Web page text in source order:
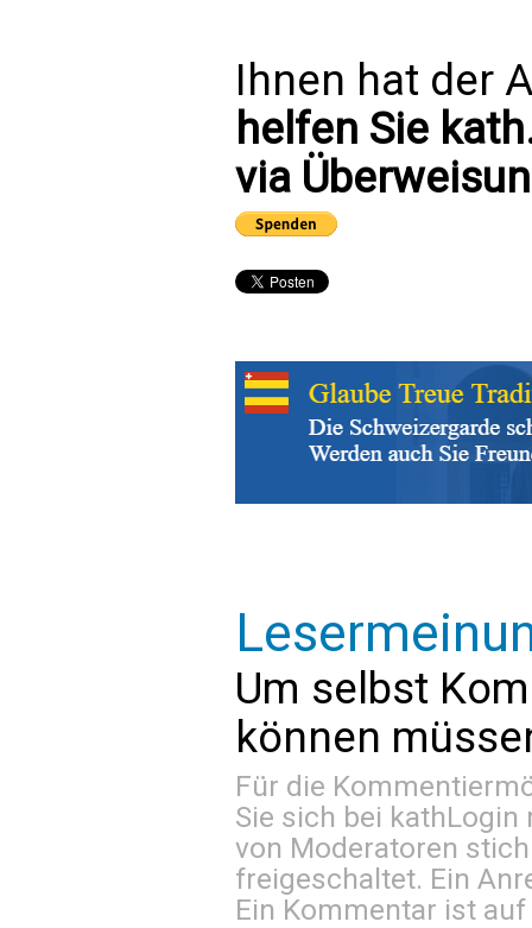
Ihnen hat der
helfen Sie
via
Um selbst
können
Für die
Sie sich bei kathLogin
von Moderatoren
freigeschaltet. Ein
Ein Kommentar ist